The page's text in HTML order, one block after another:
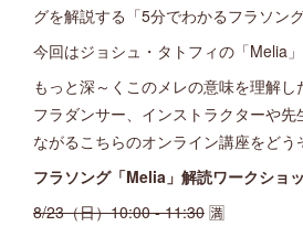
グを解説する「5分でわかるフラソング
今回はジョシュ・タトフィの「Melia」
もっと深～くこのメレの意味を理解
フラダンサー、インストラクターや
ながるこちらのオンライン講座をどう
フラソング「Melia」解読ワークショ
8/23（日）10:00 - 11:30 🈵